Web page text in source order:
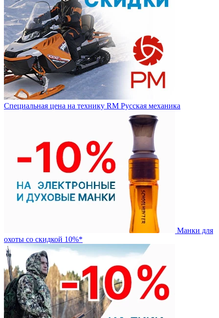
Специальная цена на технику RM Русская механика
Манки для
охоты со скидкой 10%*